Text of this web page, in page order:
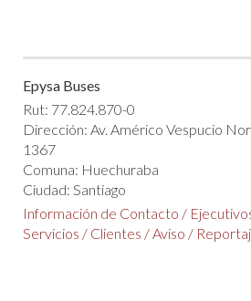
Epysa Buses
Rut: 77.824.870-0
Dirección: Av. Américo Vespucio
1367
Comuna: Huechuraba
Ciudad: Santiago
Información de Contacto /
Servicios / Clientes /Aviso /